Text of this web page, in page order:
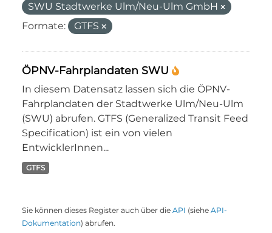
SWU Stadtwerke Ulm/Neu-Ulm GmbH
Formate:
GTFS
ÖPNV-Fahrplandaten SWU
In diesem Datensatz lassen sich die ÖPNV-
Fahrplandaten der Stadtwerke Ulm/Neu-Ulm
(SWU) abrufen. GTFS (Generalized Transit Feed
Specification) ist ein von vielen
EntwicklerInnen...
GTFS
Sie können dieses Register auch über die API (siehe API-
Dokumentation) abrufen.